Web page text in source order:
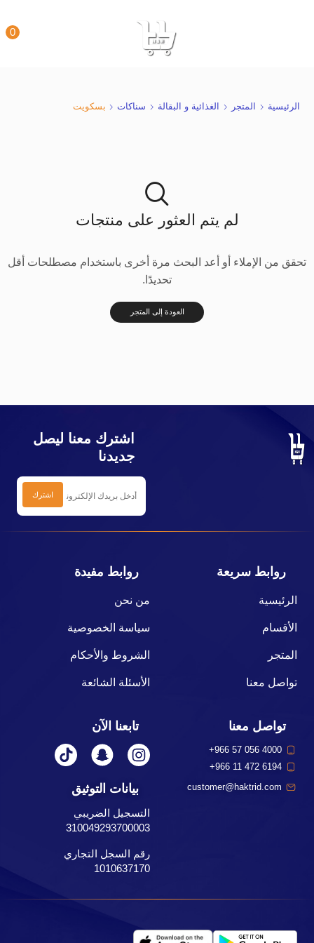
0
الرئيسية المتجر الغذائية و البقالة سناكات بسكويت
لم يتم العثور على منتجات
تحقق من الإملاء أو أعد البحث مرة أخرى باستخدام مصطلحات أقل
تحديدًا.
العودة إلى المتجر
اشترك معنا ليصل
جديدنا
روابط سريعة
الرئيسية
الأقسام
المتجر
تواصل معنا
روابط مفيدة
من نحن
سياسة الخصوصية
الشروط والأحكام
الأسئلة الشائعة
تواصل معنا
+966 57 056 4000
+966 11 472 6194
customer@haktrid.com
تابعنا الآن
بيانات التوثيق
التسجيل الضريبي
310049293700003
رقم السجل التجاري
1010637170